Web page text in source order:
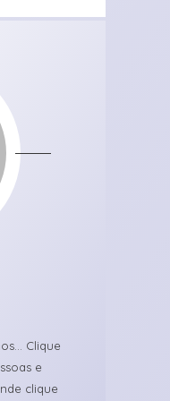
Clique
e
clique